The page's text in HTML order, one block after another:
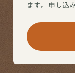
ます。申し込